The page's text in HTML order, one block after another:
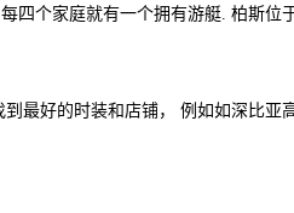
个家庭就有一个拥有游艇. 柏斯位
好的时装和店铺， 例如如深比